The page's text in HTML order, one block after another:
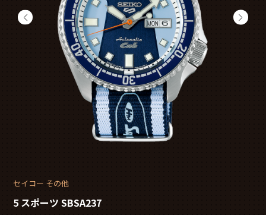
セイコー その他
5 スポーツ SBSA237